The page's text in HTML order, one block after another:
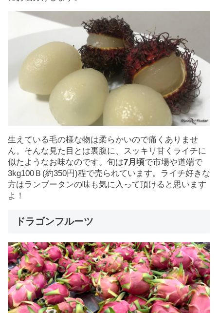
生えている毛の様な物は柔らかいので痛くありませ
ん。そんな見た目とは裏腹に、スッキリ甘くライチに
似たようなお味なのです。旬は7月頃で市場や道端で
3kg100Ｂ(約350円)程で売られています。ライチ好きな
方はランブータンの味も気に入って頂けると思います
よ！
ドラゴンフルーツ